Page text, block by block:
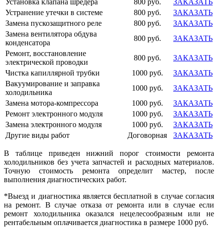
Установка клапана шредера 800 руб.
ЗАКАЗАТЬ
Устранение утечки в системе
800 руб.
ЗАКАЗАТЬ
Замена пускозащитного реле
800 руб.
ЗАКАЗАТЬ
Замена вентилятора обдува
конденсатора
800 руб.
ЗАКАЗАТЬ
Ремонт, восстановление
электрической проводки
800 руб.
ЗАКАЗАТЬ
Чистка капиллярной трубки
1000 руб.
ЗАКАЗАТЬ
Вакуумирование и заправка
холодильника
1000 руб.
ЗАКАЗАТЬ
Замена мотора-компрессора
1000 руб.
ЗАКАЗАТЬ
Ремонт электронного модуля
1000 руб.
ЗАКАЗАТЬ
Замена электронного модуля
1000 руб.
ЗАКАЗАТЬ
Другие виды работ
Договорная ЗАКАЗАТЬ
В таблице приведен нижний порог стоимости ремонта
холодильников без учета запчастей и расходных материалов.
Точную стоимость ремонта определит мастер, после
выполнения диагностических работ.
*Выезд и диагностика является бесплатной в случае согласия
на ремонт. В случае отказа от ремонта или в случае если
ремонт холодильника оказался нецелесообразным или не
рентабельным оплачивается диагностика в размере 1000 руб.